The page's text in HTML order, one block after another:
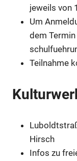
jeweils von
Um
dem
Teilnahme
Hirsch
Infos zu